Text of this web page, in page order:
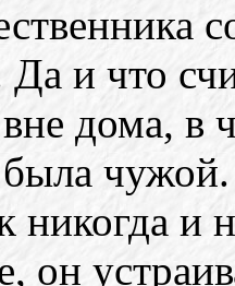
и что
дома, в
чужой.
никогда
он